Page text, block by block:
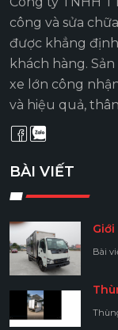
công và sửa
được khẳng
khách hàng.
xe lớn công
và hiệu quả,
BÀI VIẾT
Bài